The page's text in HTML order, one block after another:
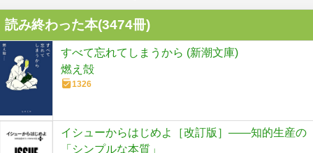
読み終わった本(3474冊)
すべて忘れてしまうから (新潮文庫)
燃え殻
1326
イシューからはじめよ［改訂版］――知的生産の
「シンプルな本質」